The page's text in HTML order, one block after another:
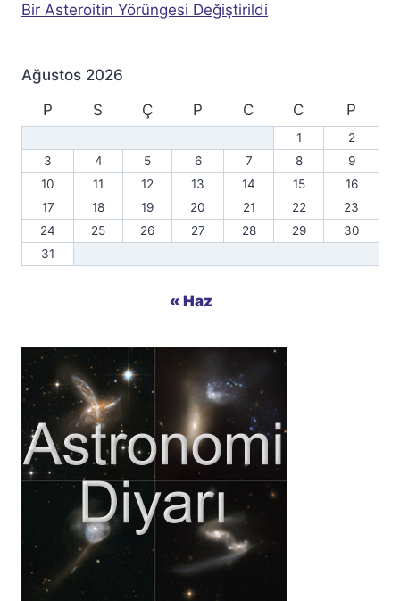
Bir Asteroitin Yörüngesi Değiştirildi
Ağustos 2026
P
S Ç P C C P
1
2
3
4 5 6 7 8
9
10
11 12 13 14 15
16
17
18 19 20 21 22
23
24
25 26 27 28 29
30
31
« Haz